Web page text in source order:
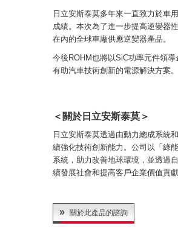
日立安斯泰莫多年來一直致力於車
成績。本次為了進一步提高逆變器
在內的全球車廠供應逆變器產品。
今後ROHM也將以SiC功率元件領
有助汽車技術創新的電源解決方案。
＜關於日立安斯泰莫＞
日立安斯泰莫透過由動力總成系統
續強化技術創新能力。公司以「綠
系統，助力改善地球環境，並透過
續發展社會和提高客戶企業價值貢獻
關於此產品的諮詢